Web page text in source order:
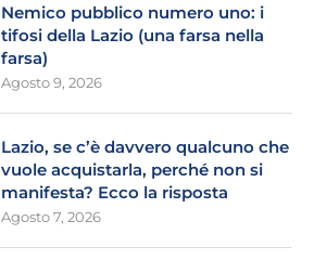
Nemico pubblico numero uno: i
tifosi della Lazio (una farsa nella
farsa)
Agosto 9, 2026
Lazio, se c’è davvero qualcuno che
vuole acquistarla, perché non si
manifesta? Ecco la risposta
Agosto 7, 2026